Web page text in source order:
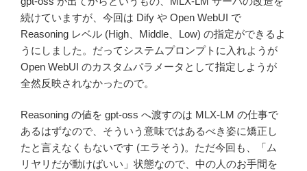
続けていますが、今回は Dify や Open WebUI で
Reasoning レベル (High、Middle、Low) の指定ができるよ
うにしました。だってシステムプロンプトに入れようが
Open WebUI のカスタムパラメータとして指定しようが
全然反映されなかったので。
Reasoning の値を gpt-oss へ渡すのは MLX-LM の仕事で
あるはずなので、そういう意味ではあるべき姿に矯正し
たと言えなくもないです (エラそう)。ただ今回も、「ム
リヤリだが動けばいい」状態なので、中の人のお手間を